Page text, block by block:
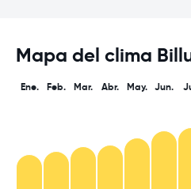
Mapa del clima
Ene. Feb. Mar. Abr. May. Jun.